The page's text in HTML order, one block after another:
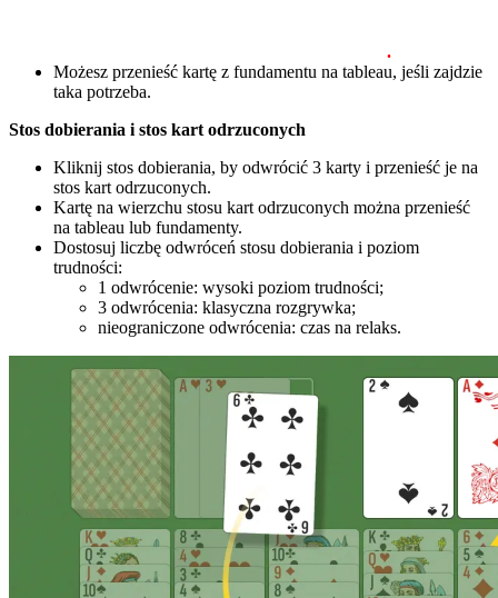
.
Możesz przenieść kartę z fundamentu na tableau, jeśli zajdzie
taka potrzeba.
Stos dobierania i stos kart odrzuconych
Kliknij stos dobierania, by odwrócić 3 karty i przenieść je na
stos kart odrzuconych.
Kartę na wierzchu stosu kart odrzuconych można przenieść
na tableau lub fundamenty.
Dostosuj liczbę odwróceń stosu dobierania i poziom
trudności:
1 odwrócenie: wysoki poziom trudności;
3 odwrócenia: klasyczna rozgrywka;
nieograniczone odwrócenia: czas na relaks.